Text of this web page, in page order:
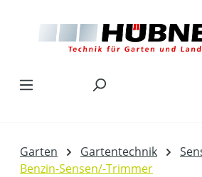
Garten Gartentechnik
Benzin-Sensen/-Trimmer